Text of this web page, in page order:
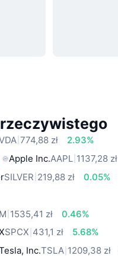
774,88 zł
2.93%
Apple Inc.AAPL 1137,28 zł
SILVER 219,88 zł
0.05%
1535,41 zł
0.46%
SPCX 431,1 zł
5.68%
Inc.TSLA 1209,38 zł